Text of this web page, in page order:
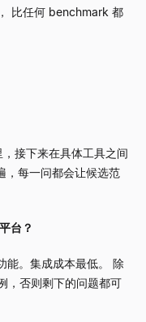
比任何 benchmark 都
接下来在具体工具之间
，每一问都会让候选范
台？
能。集成成本最低。 除
，否则剩下的问题都可